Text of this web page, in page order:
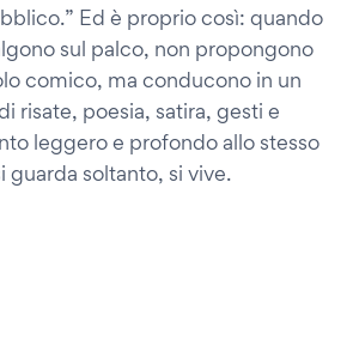
Ed è proprio così: quando
sul palco, non propongono
comico, ma conducono in un
risate, poesia, satira, gesti e
leggero e profondo allo stesso
guarda soltanto, si vive.